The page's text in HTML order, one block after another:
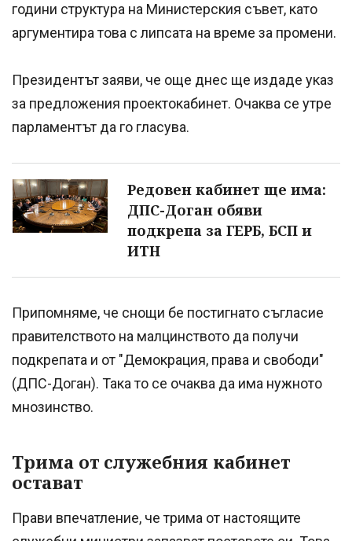
години структура на Министерския съвет, като
аргументира това с липсата на време за промени.
Президентът заяви, че още днес ще издаде указ
за предложения проектокабинет. Очаква се утре
парламентът да го гласува.
Редовен кабинет ще има:
ДПС-Доган обяви
подкрепа за ГЕРБ, БСП и
ИТН
Припомняме, че снощи бе постигнато съгласие
правителството на малцинството да получи
подкрепата и от "Демокрация, права и свободи"
(ДПС-Доган). Така то се очаква да има нужното
мнозинство.
Трима от служебния кабинет
остават
Прави впечатление, че трима от настоящите